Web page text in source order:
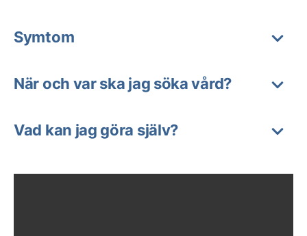
Symtom
När och var ska jag söka vård?
Vad kan jag göra själv?